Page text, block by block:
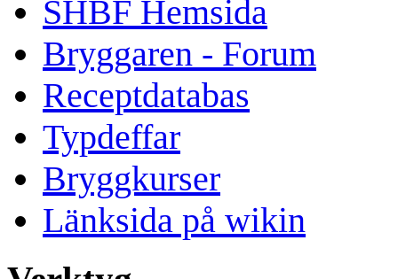
SHBF Hemsida
Bryggaren - Forum
Receptdatabas
Typdeffar
Bryggkurser
Länksida på wikin